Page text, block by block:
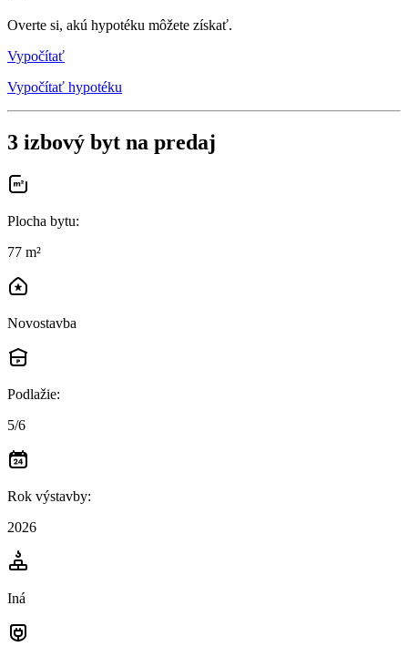
Overte si, akú hypotéku môžete získať.
Vypočítať
Vypočítať hypotéku
3 izbový byt na predaj
Plocha bytu:
77 m²
Novostavba
Podlažie:
5/6
Rok výstavby:
2026
Iná